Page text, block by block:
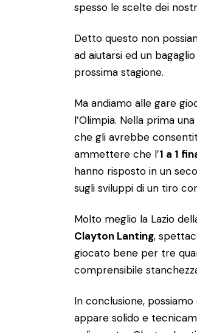
spesso le scelte dei
Detto questo non
ad aiutarsi ed un
prossima stagione.
Ma andiamo alle gare
l’Olimpia. Nella prima
che gli avrebbe
ammettere che l’1 a 1
hanno risposto in un
sugli sviluppi di un tiro
Molto meglio la Lazio
Clayton Lanting,
giocato bene per tre
comprensibile
In conclusione,
appare solido e